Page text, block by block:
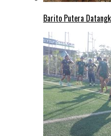
Barito Putera